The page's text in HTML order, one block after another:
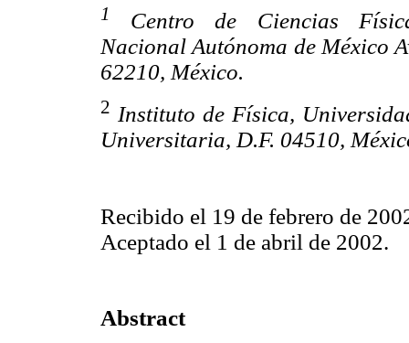
1
Centro de Ciencias
Nacional Autónoma de México
62210, México.
2 Instituto de Física,
Universitaria, D.F. 04510,
Recibido el 19 de febrero de
Aceptado el 1 de abril de 2002.
Abstract